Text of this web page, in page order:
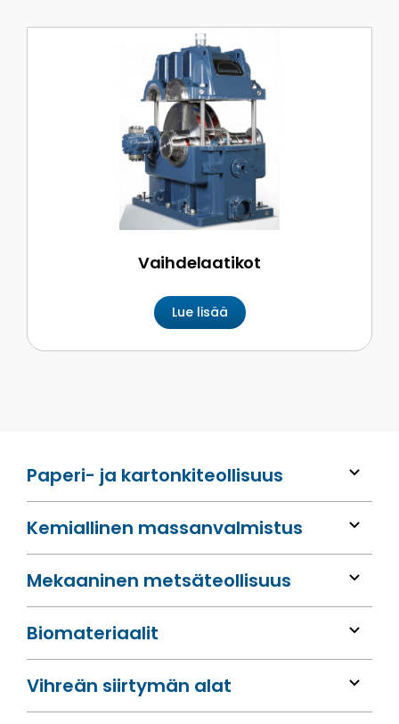
Paperi- ja kartonkiteollisuus
Kemiallinen massan­valmistus
Mekaaninen metsä­teollisuus
Bio­materiaalit
Vihreän siirtymän alat
Vaihdelaatikot
Lue lisää